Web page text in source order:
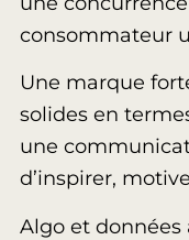
consommateur
Une marque
solides en
une
d’inspirer,
Algo et